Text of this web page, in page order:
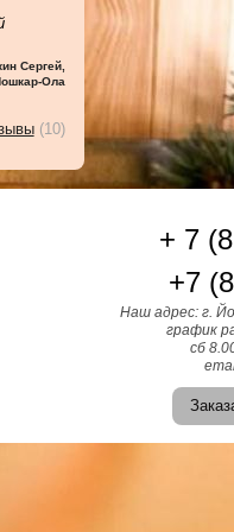
Сергей,
Ола
(10)
+ 7
+7
Наш адрес: г.
график
сб